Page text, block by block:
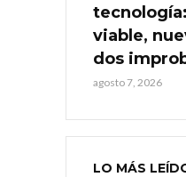
viable,
dos
agosto 7, 2026
LO MÁS